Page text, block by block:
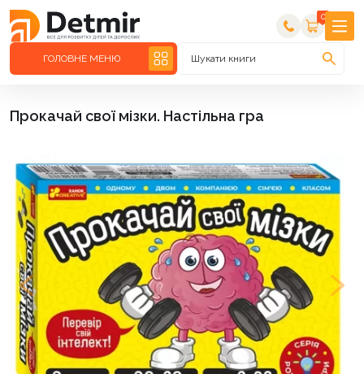
0
ГОЛОВНЕ МЕНЮ Шукати книги
Прокачай cвої мізки. Настільна гра